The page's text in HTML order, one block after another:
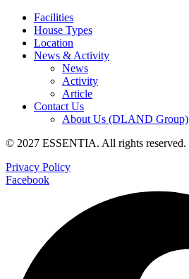
Facilities
House Types
Location
News & Activity
News
Activity
Article
Contact Us
About Us (DLAND Group)
© 2027 ESSENTIA. All rights reserved.
Privacy Policy
Facebook